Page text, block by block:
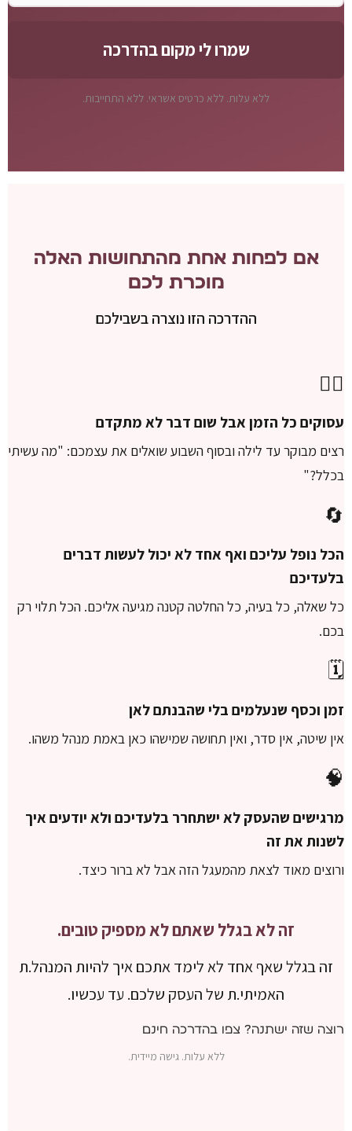
ללא עלות. ללא כרטיס אשראי. ללא התחייבות.
אם לפחות אחת מהתחושות האלה
מוכרת לכם
ההדרכה הזו נוצרה בשבילכם
😮‍💨
עסוקים כל הזמן אבל שום דבר לא מתקדם
רצים מבוקר עד לילה ובסוף השבוע שואלים את עצמכם: "מה עשיתי
בכלל?"
🔄
הכל נופל עליכם ואף אחד לא יכול לעשות דברים
בלעדיכם
כל שאלה, כל בעיה, כל החלטה קטנה מגיעה אליכם. הכל תלוי רק
בכם.
🗓️
זמן וכסף שנעלמים בלי שהבנתם לאן
אין שיטה, אין סדר, ואין תחושה שמישהו כאן באמת מנהל משהו.
🧠
מרגישים שהעסק לא ישתחרר בלעדיכם ולא יודעים איך
לשנות את זה
ורוצים מאוד לצאת מהמעגל הזה אבל לא ברור כיצד.
זה לא בגלל שאתם לא מספיק טובים.
זה בגלל שאף אחד לא לימד אתכם איך להיות המנהל.ת
האמיתי.ת של העסק שלכם. עד עכשיו.
רוצה שזה ישתנה? צפו בהדרכה חינם
ללא עלות. גישה מיידית.